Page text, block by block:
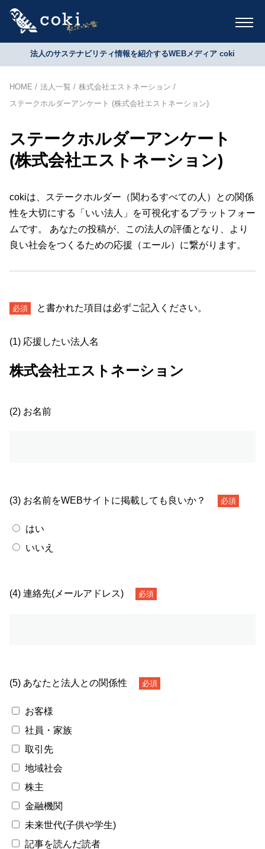
法人のサステナビリティ情報を紹介するWEBメディア coki
HOME 法人一覧
株式会社エストネーション
ステークホルダーアンケート (株式会社エストネーション)
ステークホルダーアンケート
(株式会社エストネーション)
cokiは、ステークホルダー（関わるすべての人）との関係
性を大切にする「いい法人」を可視化するプラットフォー
ムです。 あなたの投稿が、この法人の評価となり、より
良い社会をつくるための応援（エール）に繋がります。
必須 と書かれた項目は必ずご記入ください。
(1) 応援したい法人名
株式会社エストネーション
(2) お名前
(3) お名前をWEBサイトに掲載しても良いか？ 必須
はい
いいえ
(4) 連絡先(メールアドレス) 必須
(5) あなたと法人との関係性 必須
お客様
社員・家族
取引先
地域社会
株主
金融機関
未来世代(子供や学生)
記事を読んだ読者